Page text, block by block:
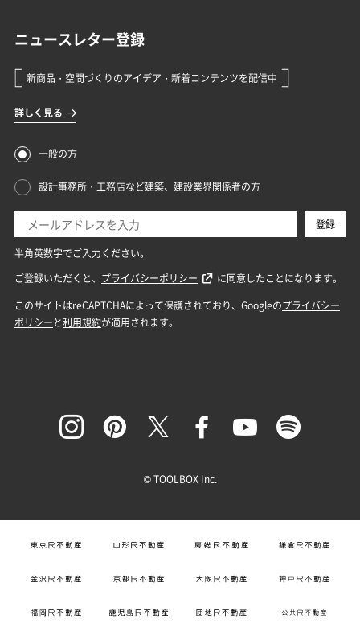
© TOOLBOX Inc.